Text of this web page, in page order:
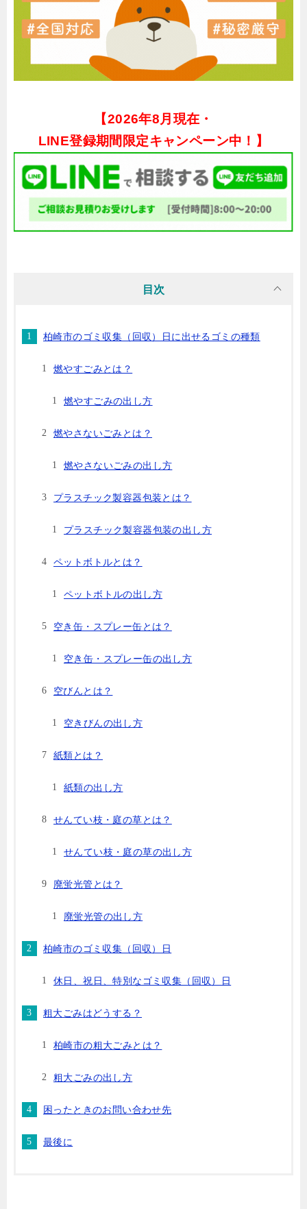
【2026年8月現在・
LINE登録期間限定キャンペーン中！】
目次
柏崎市のゴミ収集（回収）日に出せるゴミの種類
燃やすごみとは？
燃やすごみの出し方
燃やさないごみとは？
燃やさないごみの出し方
プラスチック製容器包装とは？
プラスチック製容器包装の出し方
ペットボトルとは？
ペットボトルの出し方
空き缶・スプレー缶とは？
空き缶・スプレー缶の出し方
空びんとは？
空きびんの出し方
紙類とは？
紙類の出し方
せんてい枝・庭の草とは？
せんてい枝・庭の草の出し方
廃蛍光管とは？
廃蛍光管の出し方
柏崎市のゴミ収集（回収）日
休日、祝日、特別なゴミ収集（回収）日
粗大ごみはどうする？
柏崎市の粗大ごみとは？
粗大ごみの出し方
困ったときのお問い合わせ先
最後に